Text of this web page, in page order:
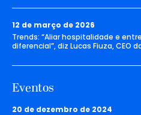
12 de março de 2026
Trends: “Aliar hospitalidade e
diferencial”, diz Lucas Fiuza, CEO
Eventos
20 de dezembro de 2024